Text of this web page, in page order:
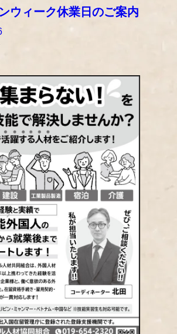
ウィーク休業日のご案内